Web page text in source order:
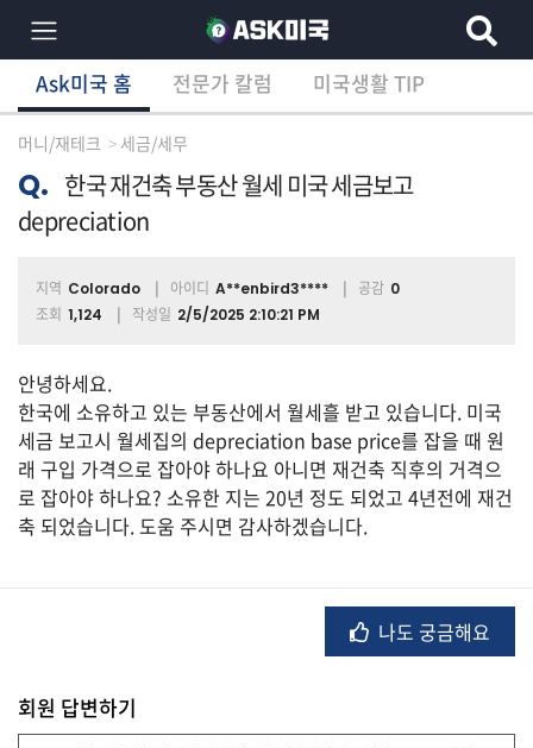
×
분
별
상
담
글
이
민/
비
자
주
Ask미국 홈 전문가 칼럼 미국생활 TIP
Ask미국 홈 전문가 칼럼 미국생활 TIP
머니/재테크 세금/세무
Q. 한국 재건축 부동산 월세 미국 세금보고
depreciation
지역 Colorado 아이디 A**enbird3**** 공감 0
조회 1,124 작성일 2/5/2025 2:10:21 PM
안녕하세요.
한국에 소유하고 있는 부동산에서 월세흘 받고 있습니다. 미국
세금 보고시 월세집의 depreciation base price를 잡을 때 원
래 구입 가격으로 잡아야 하나요 아니면 재건축 직후의 거격으
로 잡아야 하나요? 소유한 지는 20년 정도 되었고 4년전에 재건
축 되었습니다. 도움 주시면 감사하겠습니다.
나도 궁금해요
회원 답변하기